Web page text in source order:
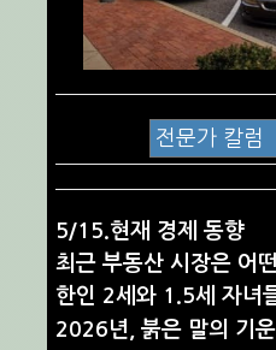
5/15.현재 경제 동향
최근 부동산 시장은 어
한인 2세와 1.5세 자녀
2026년, 붉은 말의 기운